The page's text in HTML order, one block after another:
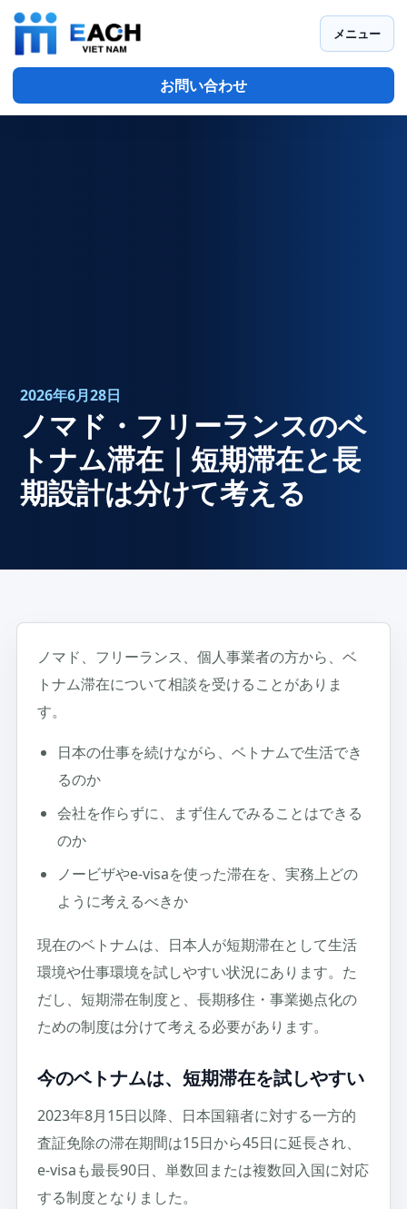
メニュー
お問い合わせ
2026年6月28日
ノマド・フリーランスのベ
トナム滞在｜短期滞在と長
期設計は分けて考える
ノマド、フリーランス、個人事業者の方から、ベ
トナム滞在について相談を受けることがありま
す。
日本の仕事を続けながら、ベトナムで生活でき
るのか
会社を作らずに、まず住んでみることはできる
のか
ノービザやe-visaを使った滞在を、実務上どの
ように考えるべきか
現在のベトナムは、日本人が短期滞在として生活
環境や仕事環境を試しやすい状況にあります。た
だし、短期滞在制度と、長期移住・事業拠点化の
ための制度は分けて考える必要があります。
今のベトナムは、短期滞在を試しやすい
2023年8月15日以降、日本国籍者に対する一方的
査証免除の滞在期間は15日から45日に延長され、
e-visaも最長90日、単数回または複数回入国に対応
する制度となりました。